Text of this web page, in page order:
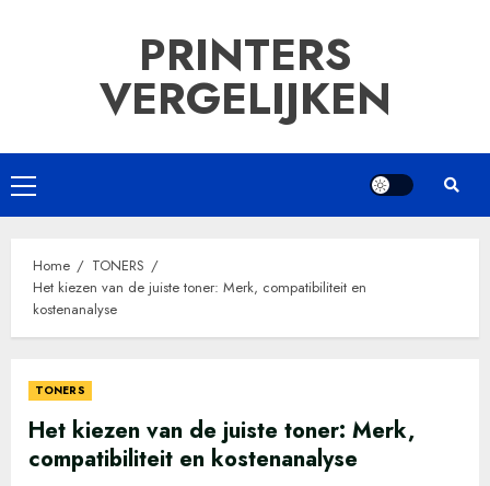
PRINTERS
VERGELIJKEN
Primair
menu
Home
TONERS
Het kiezen van de juiste toner: Merk, compatibiliteit en
kostenanalyse
TONERS
Het kiezen van de juiste toner: Merk,
compatibiliteit en kostenanalyse